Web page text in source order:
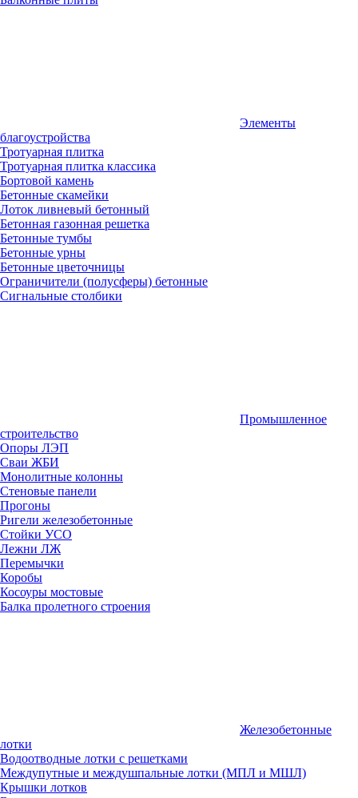
Элементы
благоустройства
Тротуарная плитка
Тротуарная плитка классика
Бортовой камень
Бетонные скамейки
Лоток ливневый бетонный
Бетонная газонная решетка
Бетонные тумбы
Бетонные урны
Бетонные цветочницы
Ограничители (полусферы) бетонные
Сигнальные столбики
Промышленное
строительство
Опоры ЛЭП
Сваи ЖБИ
Монолитные колонны
Стеновые панели
Прогоны
Ригели железобетонные
Стойки УСО
Лежни ЛЖ
Перемычки
Коробы
Косоуры мостовые
Балка пролетного строения
Железобетонные
лотки
Водоотводные лотки с решетками
Междупутные и междушпальные лотки (МПЛ и МШЛ)
Крышки лотков